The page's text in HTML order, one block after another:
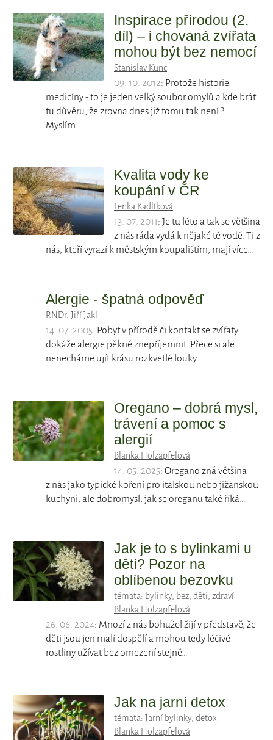
Inspirace přírodou (2.
díl) – i chovaná zvířata
mohou být bez nemocí
Stanislav Kunc
09. 10. 2012: Protože historie
medicíny - to je jeden velký soubor omylů a kde brát
tu důvěru, že zrovna dnes již tomu tak není ?
Myslím…
Kvalita vody ke
koupání v ČR
Lenka Kadlíková
13. 07. 2011: Je tu léto a tak se většina
z nás ráda vydá k nějaké té vodě. Ti z
nás, kteří vyrazí k městským koupalištím, mají více…
Alergie - špatná odpověď
RNDr. Jiří Jakl
14. 07. 2005: Pobyt v přírodě či kontakt se zvířaty
dokáže alergie pěkně znepříjemnit. Přece si ale
nenecháme ujít krásu rozkvetlé louky…
Oregano – dobrá mysl,
trávení a pomoc s
alergií
Blanka Holzäpfelová
14. 05. 2025: Oregano zná většina
z nás jako typické koření pro italskou nebo jižanskou
kuchyni, ale dobromysl, jak se oreganu také říká…
Jak je to s bylinkami u
dětí? Pozor na
oblíbenou bezovku
témata: bylinky, bez děti zdraví
Blanka Holzäpfelová
26. 06. 2024: Mnozí z nás bohužel žijí v představě, že
děti jsou jen malí dospělí a mohou tedy léčivé
rostliny užívat bez omezení stejně…
Jak na jarní detox
témata: Jarní bylinky, detox
Blanka Holzäpfelová